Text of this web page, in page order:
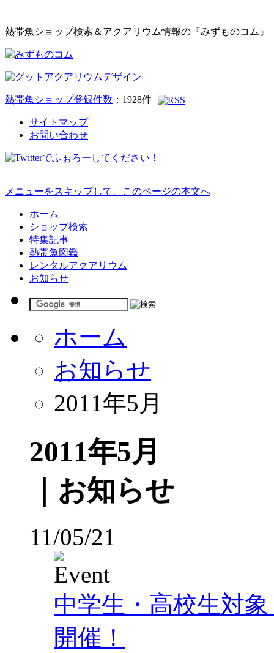
熱帯魚ショップ検索＆アクアリウム情報の『みずものコム』
熱帯魚ショップ登録件数 ： 1928件
サイトマップ
お問い合わせ
メニューをスキップして、このページの本文へ
ホーム
ショップ検索
特集記事
熱帯魚図鑑
レンタルアクアリウム
お知らせ
ホーム
お知らせ
2011年5月
2011年5月
｜お知らせ
11/05/21
中学生・高校生対
開催！